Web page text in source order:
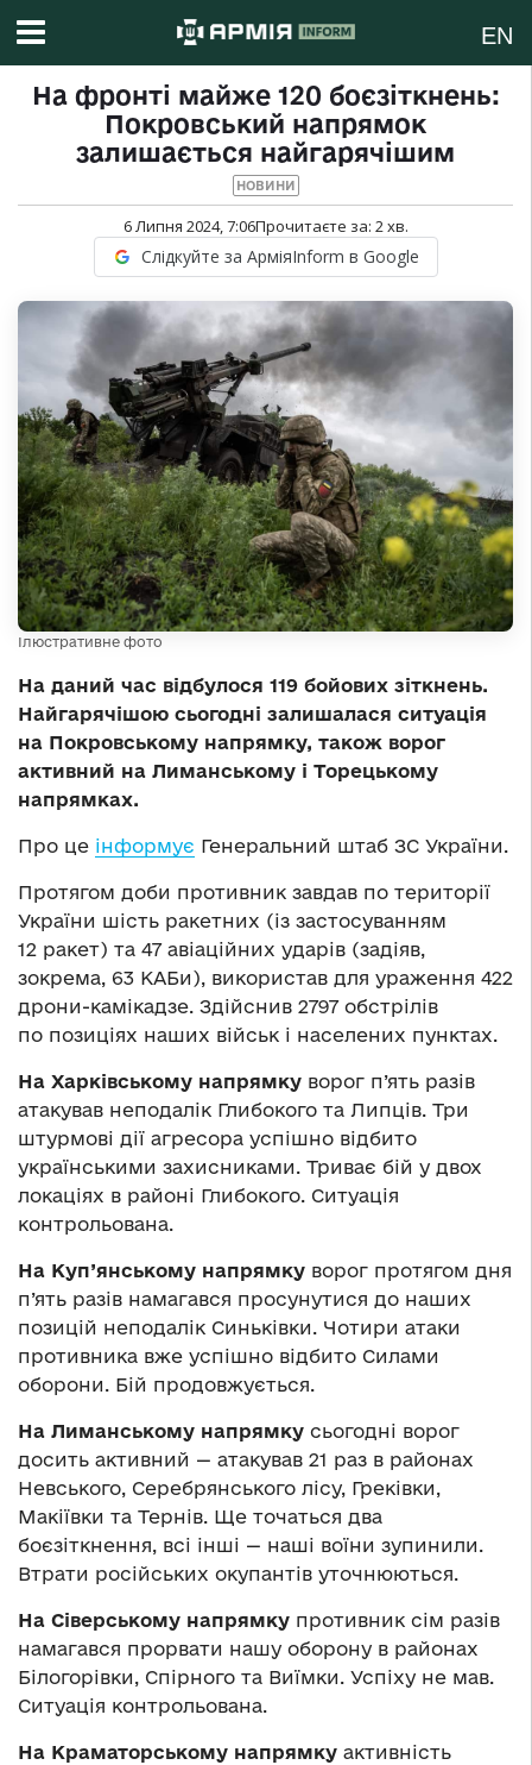
EN
На фронті майже 120 боєзіткнень:
Покровський напрямок
залишається найгарячішим
НОВИНИ
6 Липня 2024, 7:06Прочитаєте за: 2хв.
Слідкуйте за АрміяInform в Google
Ілюстративне фото
На даний час відбулося 119 бойових зіткнень.
Найгарячішою сьогодні залишалася ситуація
на Покровському напрямку, також ворог
активний на Лиманському і Торецькому
напрямках.
Про це інформує Генеральний штаб ЗС України.
Протягом доби противник завдав по території
України шість ракетних (із застосуванням
12 ракет) та 47 авіаційних ударів (задіяв,
зокрема, 63 КАБи), використав для ураження 422
дрони-камікадзе. Здійснив 2797 обстрілів
по позиціях наших військ і населених пунктах.
На Харківському напрямку ворог п’ять разів
атакував неподалік Глибокого та Липців. Три
штурмові дії агресора успішно відбито
українськими захисниками. Триває бій у двох
локаціях в районі Глибокого. Ситуація
контрольована.
На Куп’янському напрямку ворог протягом дня
п’ять разів намагався просунутися до наших
позицій неподалік Синьківки. Чотири атаки
противника вже успішно відбито Силами
оборони. Бій продовжується.
На Лиманському напрямку сьогодні ворог
досить активний — атакував 21 раз в районах
Невського, Серебрянського лісу, Греківки,
Макіївки та Тернів. Ще точаться два
боєзіткнення, всі інші — наші воїни зупинили.
Втрати російських окупантів уточнюються.
На Сіверському напрямку противник сім разів
намагався прорвати нашу оборону в районах
Білогорівки, Спірного та Виїмки. Успіху не мав.
Ситуація контрольована.
На Краматорському напрямку активність